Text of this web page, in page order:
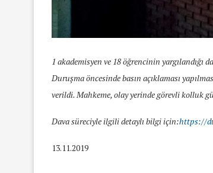
1 akademisyen ve 18 öğrencinin yargılandığı
Duruşma öncesinde basın açıklaması
verildi. Mahkeme, olay yerinde görevli kolluk
Dava süreciyle ilgili detaylı bilgi için:https://
13.11.2019